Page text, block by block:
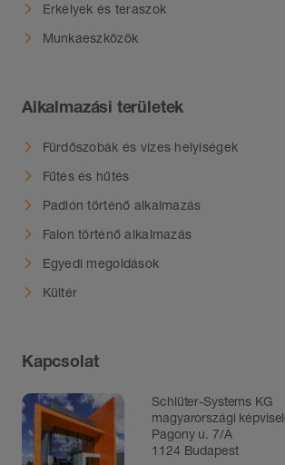
Erkélyek és teraszok
Munkaeszközök
Alkalmazási területek
Fürdőszobák és vizes helyiségek
Fűtés és hűtés
Padlón történő alkalmazás
Falon történő alkalmazás
Egyedi megoldások
Kültér
Kapcsolat
Schlüter-Systems KG
magyarországi
Pagony u. 7/A
1124 Budapest